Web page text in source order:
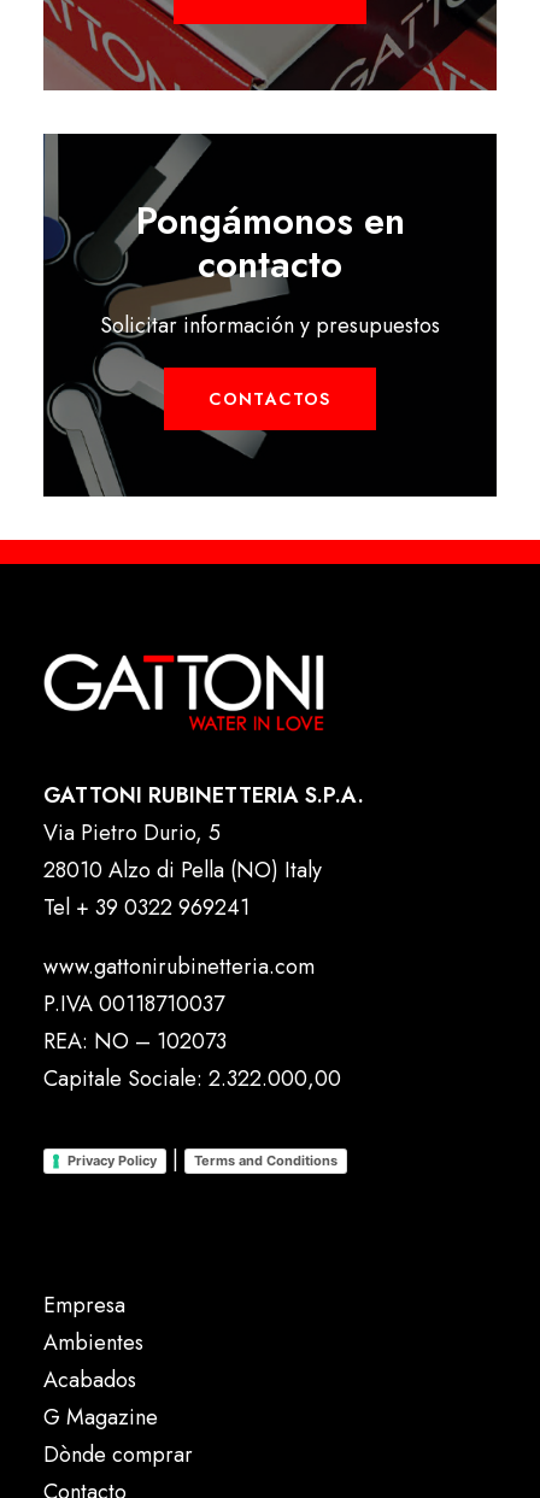
Pongámonos en
contacto
Solicitar información y presupuestos
CONTACTOS
GATTONI RUBINETTERIA S.P.A.
Via Pietro Durio, 5
28010 Alzo di Pella (NO) Italy
Tel + 39 0322 969241
www.gattonirubinetteria.com
P.IVA 00118710037
REA: NO – 102073
Capitale Sociale: 2.322.000,00
Privacy Policy | Terms and Conditions
Empresa
Ambientes
Acabados
G Magazine
Dònde comprar